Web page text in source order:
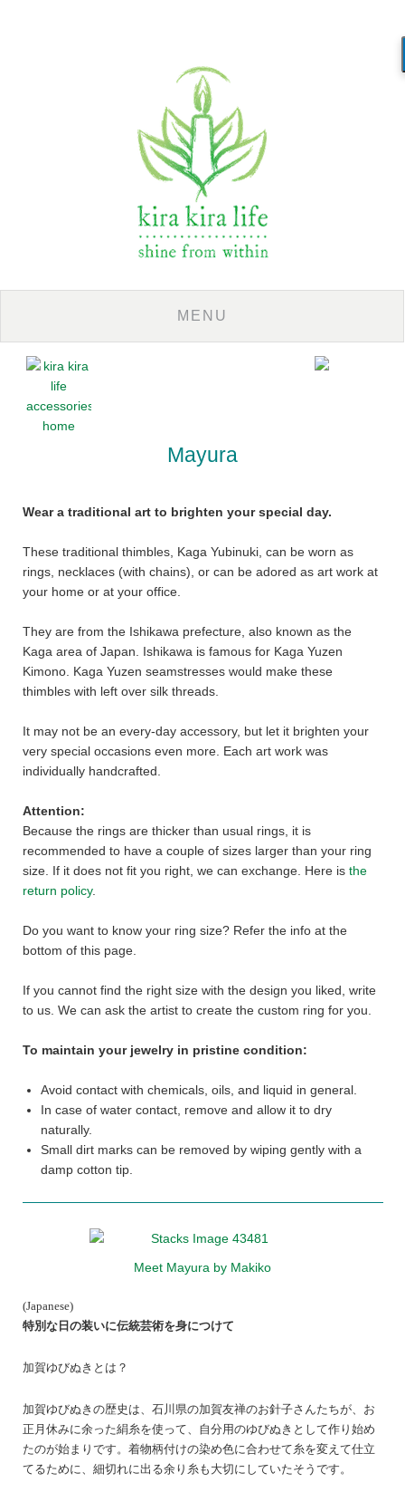
Mayura
Wear a traditional art to brighten your special day.
These traditional thimbles, Kaga Yubinuki, can be worn as
rings, necklaces (with chains), or can be adored as art work at
your home or at your office.
They are from the Ishikawa prefecture, also known as the
Kaga area of Japan. Ishikawa is famous for Kaga Yuzen
Kimono. Kaga Yuzen seamstresses would make these
thimbles with left over silk threads.
It may not be an every-day accessory, but let it brighten your
very special occasions even more. Each art work was
individually handcrafted.
Attention:
Because the rings are thicker than usual rings, it is
recommended to have a couple of sizes larger than your ring
size. If it does not fit you right, we can exchange. Here is the
return policy.
Do you want to know your ring size? Refer the info at the
bottom of this page.
If you cannot find the right size with the design you liked, write
to us. We can ask the artist to create the custom ring for you.
To maintain your jewelry in pristine condition:
Avoid contact with chemicals, oils, and liquid in general.
In case of water contact, remove and allow it to dry
naturally.
Small dirt marks can be removed by wiping gently with a
damp cotton tip.
Meet Mayura by Makiko
(Japanese)
特別な日の装いに伝統芸術を身につけて
加賀ゆびぬきとは？
加賀ゆびぬきの歴史は、石川県の加賀友禅のお針子さんたちが、お
正月休みに余った絹糸を使って、自分用のゆびぬきとして作り始め
たのが始まりです。着物柄付けの染め色に合わせて糸を変えて仕立
てるために、細切れに出る余り糸も大切にしていたそうです。